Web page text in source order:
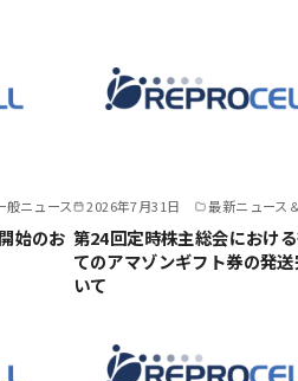
般ニュース
始のお
2026年7月31日 最新ニュース
第24回定時株主総会におけ
てのアマゾンギフト券の発
いて